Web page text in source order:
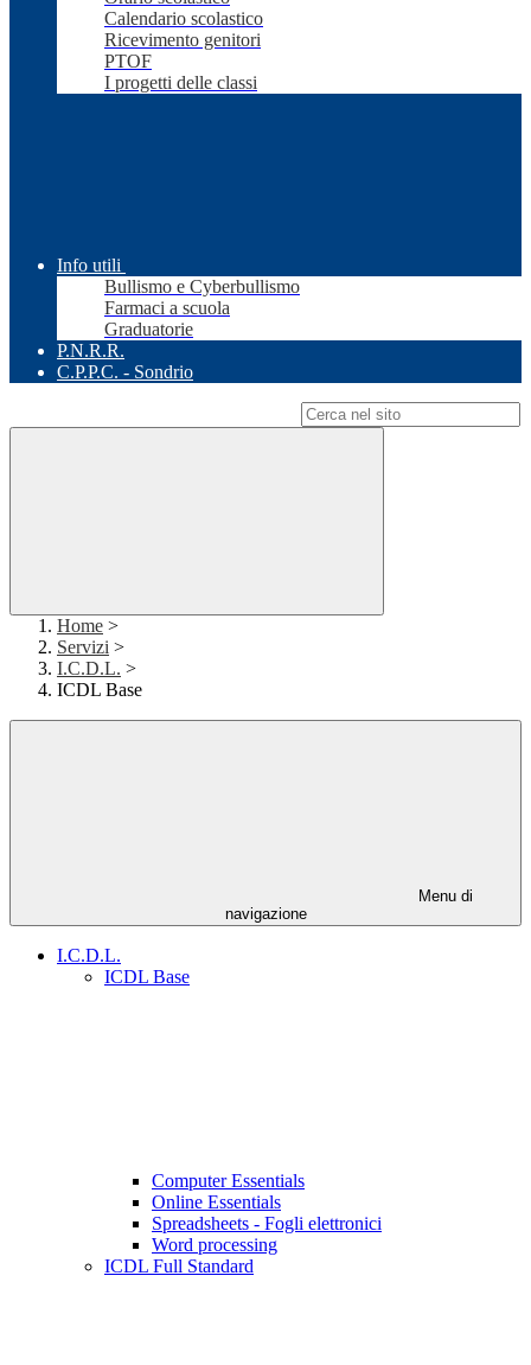
Calendario scolastico
Ricevimento genitori
PTOF
I progetti delle classi
Info utili
Bullismo e Cyberbullismo
Farmaci a scuola
Graduatorie
P.N.R.R.
C.P.P.C. - Sondrio
Home >
Servizi >
I.C.D.L. >
ICDL Base
Menu di
navigazione
I.C.D.L.
ICDL Base
Computer Essentials
Online Essentials
Spreadsheets - Fogli elettronici
Word processing
ICDL Full Standard